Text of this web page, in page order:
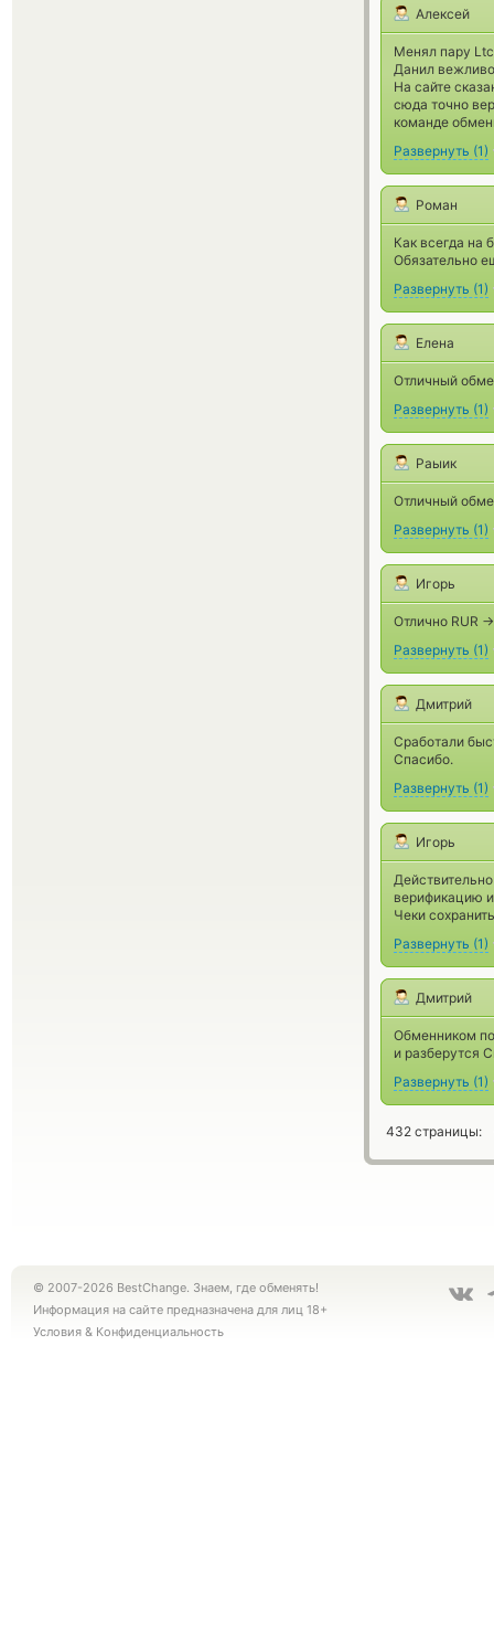
Алексей
Менял пару
Данил
На сайте
сюда точно
команде
Развернуть (1)
Роман
Как всегда на
Обязательно
Развернуть (1)
Елена
Отличный
Развернуть (1)
Раыик
Отличный
Развернуть (1)
Игорь
Отлично RUR -
Развернуть (1)
Дмитрий
Сработали
Спасибо.
Развернуть (1)
Игорь
верификацию
Чеки
Развернуть (1)
Дмитрий
Обменником
и разберутся
Развернуть (1)
432 страницы:
© 2007-2026 BestChange. Знаем, где обменять!
Информация на сайте предназначена для лиц 18+
Условия & Конфиденциальность